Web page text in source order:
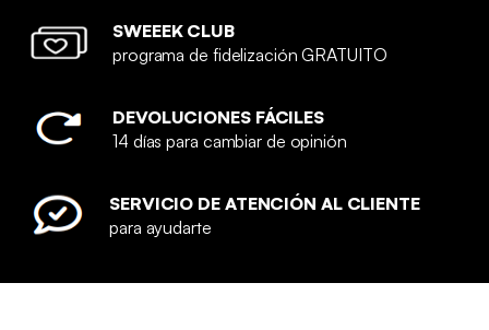
SWEEEK CLUB
programa de fidelización GRATUITO
DEVOLUCIONES FÁCILES
14 días para cambiar de opinión
SERVICIO DE ATENCIÓN AL CLIENTE
para ayudarte